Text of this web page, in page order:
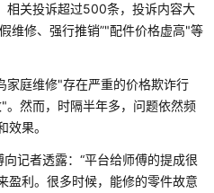
相关投诉超过500条，投诉内容大
维修、强行推销”"配件价格虚高"等
家庭维修"存在严重的价格欺诈行
然而，时隔半年多，问题依然频
果。
记者透露：“平台给师傅的提成很
盈利。很多时候，能修的零件故意